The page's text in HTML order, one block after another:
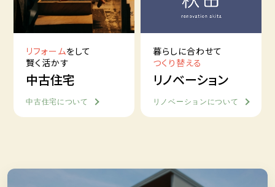
リフォームをして
賢く活かす
中古住宅
中古住宅について
暮らしに合わせて
つくり替える
リノベーション
リノベーションについて